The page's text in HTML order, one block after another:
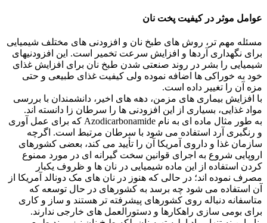
عوامل موثر در کیفیت پخت نان
مسئله مهم تر، روش های طبخ نان و افزودنی های مختلف شیمیایی
برای نگهداری آردها و افزایش سرعت تخمیر است. این افزودنیهای
شیمیایی را بشر در روند صنعتی شدن طبخ نان برای افزایش غذای
خود به خوراکی ها اضافه نموده ولی کیفیت غذای طبیعی و حتی
مزه آن را تغییر داده است.
با افزایش بیماری های مزمن، دهه های اخیر، دانشمندان با بررسی
مواد غذایی، بسیاری از این افزودنی ها را سرطان زا دانسته اند.
به طور مثال ماده ای به نام Azodicarbonamide که برای عمل آوری
و رنگبری آرد استفاده می شود با سرطان مرتبط است. اگرچه
سازمان غذا و داروی آمریکا آن را تأیید می کند، بعضی کشورهای
اروپایی شروع به اجرای قوانین سخت گیرانه ای در مورد ممنوع
کردن استفاده از این ماده شیمیایی در نان ها و ظروف یکبار
مصرف نموده اند؛ در حالی که هنوز در نان های مک دونالد آمریکا از
آن استفاده می شود چه برسد به کشورهای در حال توسعه که
متاسفانه دنباله روی کشورهای پیشرفته تر هستند و ساز و کاری
برای بومی سازی راهکارها و دستورالعمل های خارجی ندارند.